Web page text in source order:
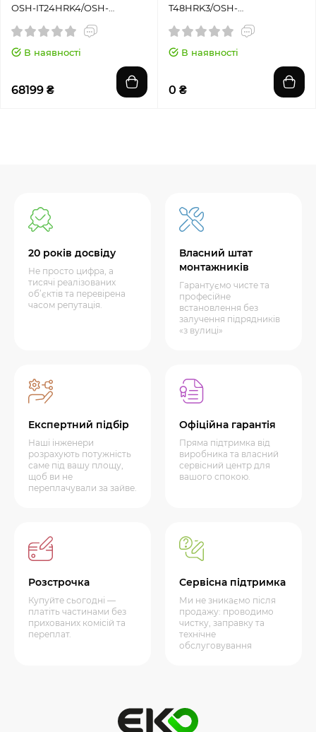
OSH-IT24HRK4/OSH-
В наявності
68199 ₴
T48HRK3/OSH-
В наявності
0 ₴
20 років досвіду
Не просто цифра, а
тисячі реалізованих
об’єктів та перевірена
часом репутація.
Власний штат
монтажників
Гарантуємо чисте та
професійне
встановлення без
залучення підрядників
«з вулиці»
Експертний підбір
Наші інженери
розрахують потужність
саме під вашу площу,
щоб ви не
переплачували за зайве.
Офіційна гарантія
Пряма підтримка від
виробника та власний
сервісний центр для
вашого спокою.
Розстрочка
Купуйте сьогодні —
платіть частинами без
прихованих комісій та
переплат.
Сервісна підтримка
Ми не зникаємо після
продажу: проводимо
чистку, заправку та
технічне
обслуговування